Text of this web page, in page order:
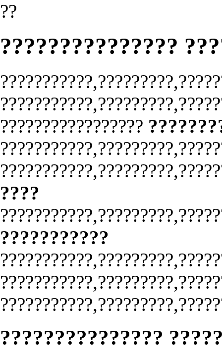
??
???????????????
?????????????????
????
???????????
???????????????